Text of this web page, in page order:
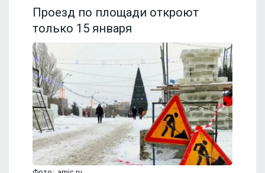
Проезд по площади откроют
только 15 января